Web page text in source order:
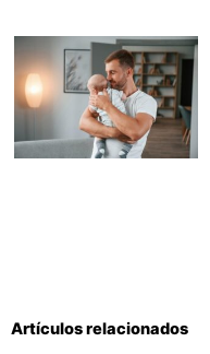
Artículos relacionados